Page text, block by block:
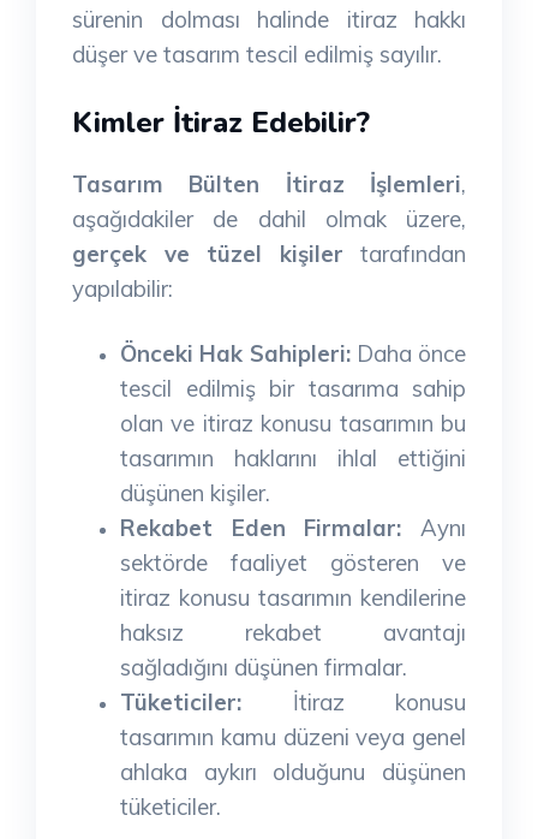
sürenin dolması halinde itiraz hakkı
düşer ve tasarım tescil edilmiş sayılır.
Kimler İtiraz Edebilir?
Tasarım Bülten İtiraz İşlemleri,
aşağıdakiler de dahil olmak üzere,
gerçek ve tüzel kişiler tarafından
yapılabilir:
Önceki Hak Sahipleri:Daha önce
tescil edilmiş bir tasarıma sahip
olan ve itiraz konusu tasarımın bu
tasarımın haklarını ihlal ettiğini
düşünen kişiler.
Rekabet Eden Firmalar: Aynı
sektörde faaliyet gösteren ve
itiraz konusu tasarımın kendilerine
haksız rekabet avantajı
sağladığını düşünen firmalar.
Tüketiciler: İtiraz konusu
tasarımın kamu düzeni veya genel
ahlaka aykırı olduğunu düşünen
tüketiciler.